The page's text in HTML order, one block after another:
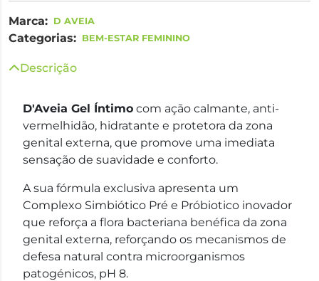
Marca: D AVEIA
Categorias: BEM-ESTAR FEMININO
Descrição
D'Aveia Gel Íntimo com ação calmante, anti-
vermelhidão, hidratante e protetora da zona
genital externa, que promove uma imediata
sensação de suavidade e conforto.
A sua fórmula exclusiva apresenta um
Complexo Simbiótico Pré e Próbiotico inovador
que reforça a flora bacteriana benéfica da zona
genital externa, reforçando os mecanismos de
defesa natural contra microorganismos
patogénicos, pH 8.